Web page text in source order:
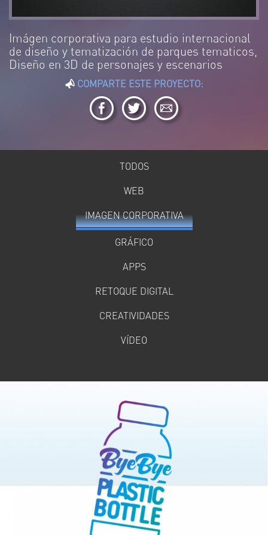
Imágen corporativa para estudio internacional
de diseño y tematización de parques tematicos,
Diseño en 3D de personajes y escenarios
COMPARTE ESTE PROYECTO:
TODOS
WEB
IMAGEN CORPORATIVA
GRÁFICO
APPS
RETOQUE DIGITAL
CREATIVIDADES
VÍDEO